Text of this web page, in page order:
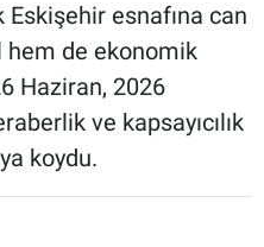
esnafına can
hem de ekonomik
Haziran, 2026
ve kapsayıcılık
koydu.